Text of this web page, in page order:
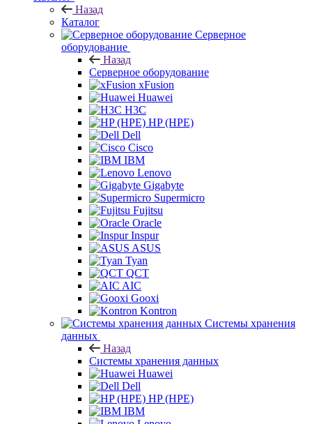
Назад
Каталог
Серверное
оборудование
Назад
Серверное оборудование
xFusion
Huawei
H3C
HP (HPE)
Dell
Cisco
IBM
Lenovo
Gigabyte
Supermicro
Fujitsu
Oracle
Inspur
ASUS
Tyan
QCT
AIC
Gooxi
Kontron
Системы хранения
данных
Назад
Системы хранения данных
Huawei
Dell
HP (HPE)
IBM